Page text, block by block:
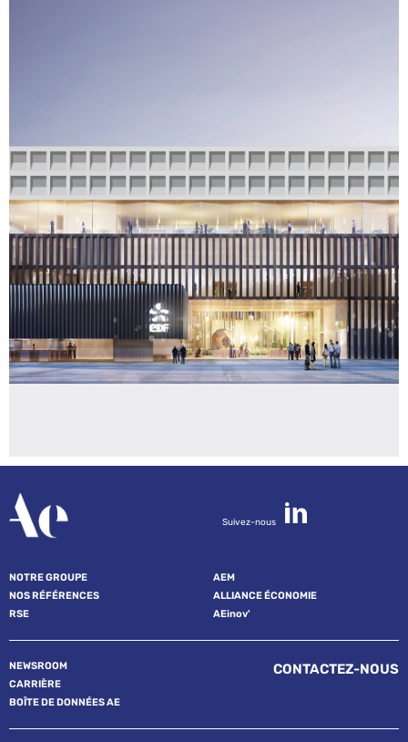
Suivez-nous
NOTRE GROUPE
NOS RÉFÉRENCES
RSE
AEM
ALLIANCE ÉCONOMIE
AEinov'
NEWSROOM
CARRIÈRE
BOÎTE DE DONNÉES AE
CONTACTEZ-NOUS